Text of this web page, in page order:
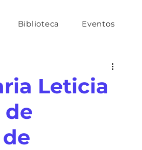
Biblioteca Eventos
Leticia
de